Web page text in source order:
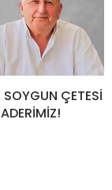
SOYGUN ÇETESİ